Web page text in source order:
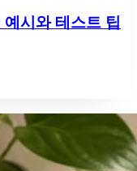
시와 테스트 팁